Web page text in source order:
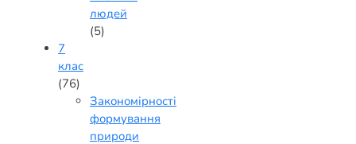
людей
(5)
7
клас
(76)
Закономірності
формування
природи